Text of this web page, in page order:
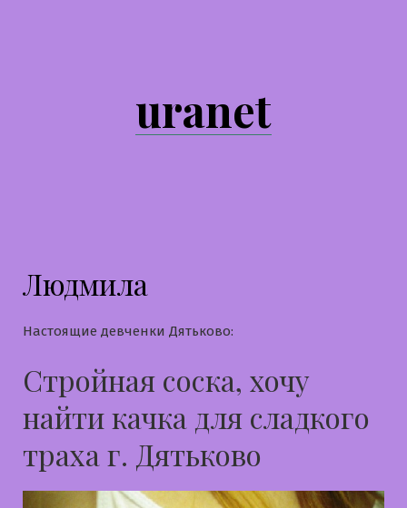
uranet
Людмила
Настоящие девченки Дятьково:
Стройная соска, хочу
найти качка для сладкого
траха г. Дятьково